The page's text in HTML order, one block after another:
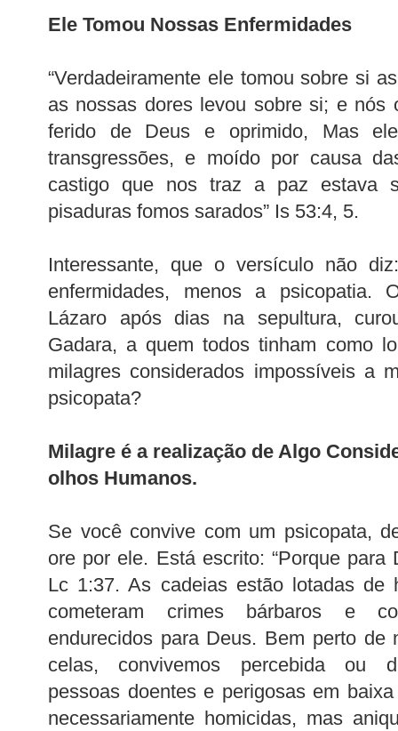
Ele Tomou Nossas Enfermidades
“Verdadeiramente ele tomou sobre si
as nossas dores levou sobre si; e nós
ferido de Deus e oprimido, Mas
transgressões, e moído por causa
castigo que nos traz a paz estava
pisaduras fomos sarados” Is 53:4, 5.
Interessante, que o versículo não
enfermidades, menos a psicopatia.
Lázaro após dias na sepultura,
Gadara, a quem todos tinham como
milagres considerados impossíveis a
psicopata?
Milagre é a realização de Algo
olhos Humanos.
Se você convive com um psicopata,
ore por ele. Está escrito: “Porque para
Lc 1:37. As cadeias estão lotadas de
cometeram crimes bárbaros e
endurecidos para Deus. Bem perto
celas, convivemos percebida ou
pessoas doentes e perigosas em
necessariamente homicidas, mas